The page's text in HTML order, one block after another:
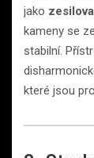
jako
kameny se
stabilní.
které jsou